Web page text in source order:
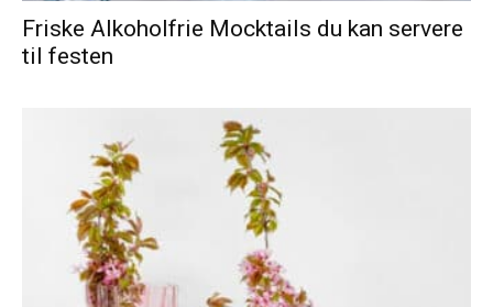
Friske Alkoholfrie Mocktails du kan servere
til festen